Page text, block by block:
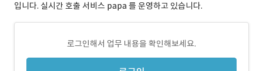
입니다. 실시간 호출 서비스 papa 를 운영하고 있습니다.
로그인해서 업무 내용을 확인해보세요.